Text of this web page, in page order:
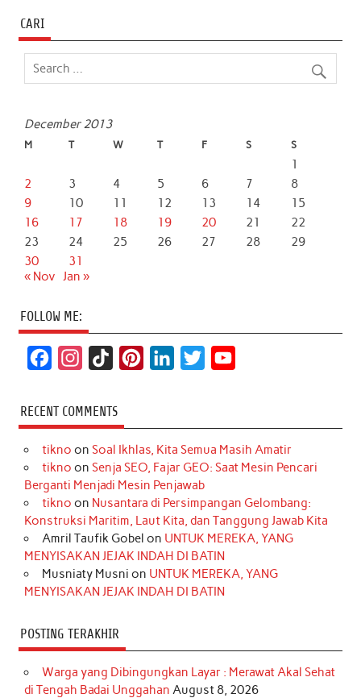
CARI
December 2013
M T W T F S S
1
2
3 4 5 6 7
8
9
10 11 12 13 14
15
16
17 18 19 20 21
22
23
24 25 26 27 28
29
30
31
« Nov Jan »
FOLLOW ME:
c
e
b
o
k
s
t
a
r
a
m
k
T
o
k
t
e
r
e
s
t
k
e
d
I
n
t
t
r
T
u
e
RECENT COMMENTS
tikno on Soal Ikhlas, Kita Semua Masih Amatir
tikno on Senja SEO, Fajar GEO: Saat Mesin Pencari
Berganti Menjadi Mesin Penjawab
tikno on Nusantara di Persimpangan Gelombang:
Konstruksi Maritim, Laut Kita, dan Tanggung Jawab Kita
Amril Taufik Gobel on UNTUK MEREKA, YANG
MENYISAKAN JEJAK INDAH DI BATIN
Musniaty Musni on UNTUK MEREKA, YANG
MENYISAKAN JEJAK INDAH DI BATIN
POSTING TERAKHIR
Warga yang Dibingungkan Layar : Merawat Akal Sehat
di Tengah Badai Unggahan August 8, 2026